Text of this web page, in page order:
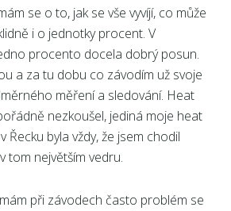
se o to, jak se vše vyvíjí, co může
i o jednotky procent. V
procento docela dobrý posun.
a za tu dobu co závodím už svoje
měření a sledování. Heat
nezkoušel, jediná moje heat
Řecku byla vždy, že jsem chodil
tom největším vedru.
při závodech často problém se